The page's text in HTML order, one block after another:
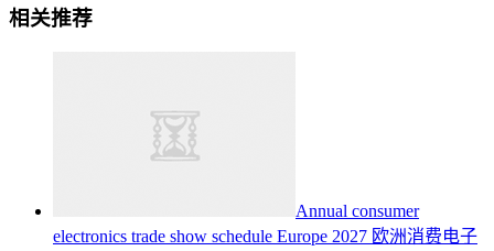
相关推荐
Annual consumer
electronics trade show schedule Europe 2027 欧洲消费电子